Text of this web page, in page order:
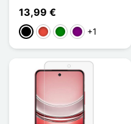
13,99 €
MustaPunainen
VihreäViolet
+1